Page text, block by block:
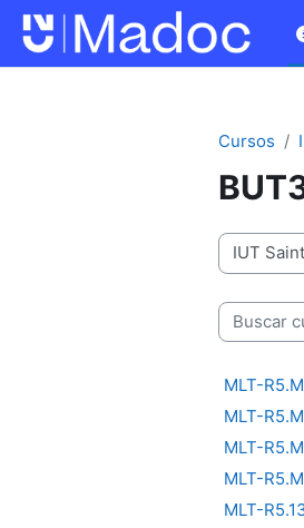
Salta al contenido principal
Cursos
Categorías
Buscar
MLT-
MLT-
MLT-
MLT-
MLT-